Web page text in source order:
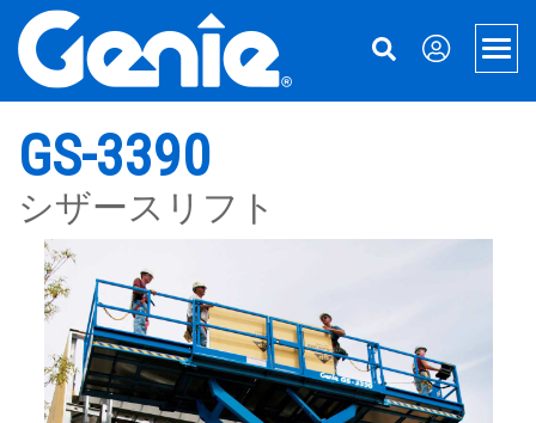
Main
Navigation
Main
Content
Footer
Menu
高所作業車
Xtra Capacity
伸縮式ブームリフト
屈折式ブームリフト
ブームおよびシザー・アクセサリー
牽引式ブームリフト
マテリアルハンドリング
マテリアルリフト
サポート
機械ファイナンス
パーツ
サービス
Genieについて
Genieについて
お問い合わせ
GS-3390
シザースリフト